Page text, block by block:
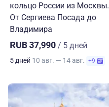
кольцо России из Москвы.
От Сергиева Посада до
Владимира
RUB 37,990 / 5 дней
5 дней 10 авг. — 14 авг. +9